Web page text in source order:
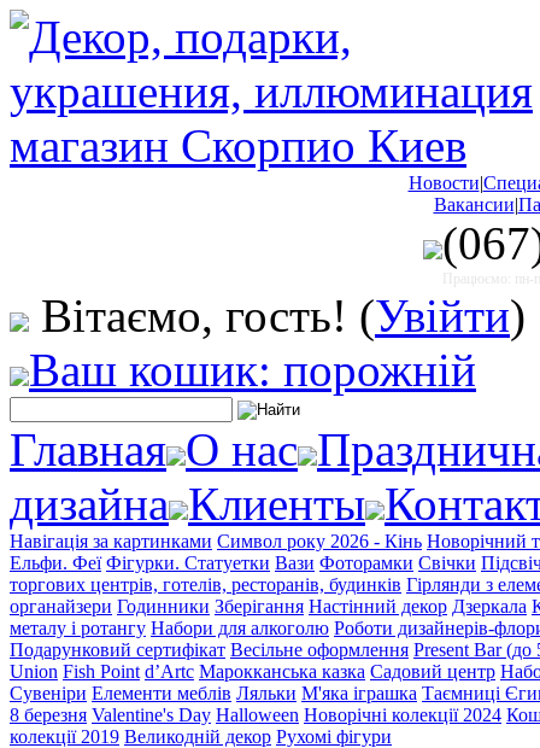
Новости|
Вакансии|
Працюємо: пн-
Вітаємо, гость! (Увійти)
Ваш кошик: порожній
Главная О нас
дизайна Клиенты
Навігація за картинками Символ року 2026 - Кінь Новорічний
Ельфи. Феї Фігурки. Статуетки Вази Фоторамки Свічки
торгових центрів, готелів, ресторанів, будинків Гірлянди з
органайзери Годинники Зберігання Настінний декор Дзеркала
металу і ротангу Набори для алкоголю Роботи дизайнерів-
Подарунковий сертифікат Весільне оформлення Present Bar (до
Union Fish Point d’Artc Марокканська казка Садовий центр
Сувеніри Елементи меблів Ляльки М'яка іграшка Таємниці
8 березня Valentine's Day Halloween Новорічні колекції 2024
колекції 2019 Великодній декор Рухомі фігури